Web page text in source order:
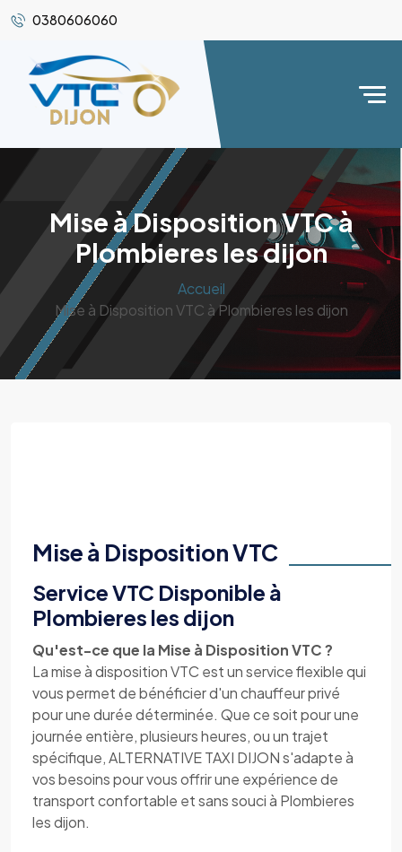
0380606060
Mise à Disposition VTC à
Plombieres les dijon
Accueil
Mise à Disposition VTC à Plombieres les dijon
Mise à Disposition VTC
Service VTC Disponible à
Plombieres les dijon
Qu'est-ce que la Mise à Disposition VTC ?
La mise à disposition VTC est un service flexible qui
vous permet de bénéficier d'un chauffeur privé
pour une durée déterminée. Que ce soit pour une
journée entière, plusieurs heures, ou un trajet
spécifique, ALTERNATIVE TAXI DIJON s'adapte à
vos besoins pour vous offrir une expérience de
transport confortable et sans souci à Plombieres
les dijon.